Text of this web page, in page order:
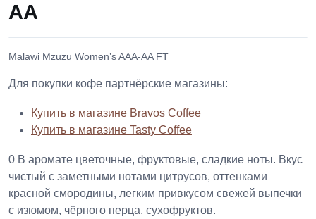
АА
Malawi Mzuzu Women’s AAA-AA FT
Для покупки кофе партнёрские магазины:
Купить в магазине Bravos Coffee
Купить в магазине Tasty Coffee
0 В аромате цветочные, фруктовые, сладкие ноты. Вкус
чистый с заметными нотами цитрусов, оттенками
красной смородины, легким привкусом свежей выпечки
с изюмом, чёрного перца, сухофруктов.